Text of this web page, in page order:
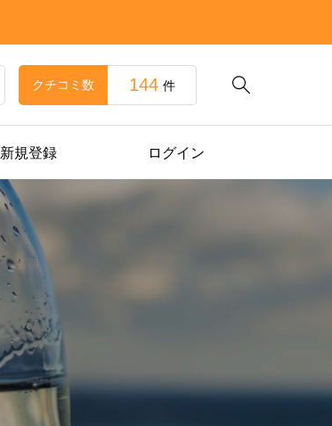

クチコミ数 144 件
新規登録 ログイン